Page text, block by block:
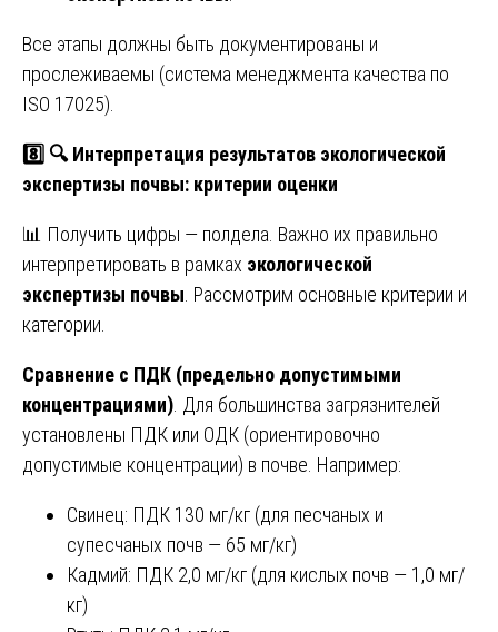
Все этапы должны быть документированы и
прослеживаемы (система менеджмента качества по
ISO 17025).
8️⃣ 🔍Интерпретация результатов экологической
экспертизы почвы: критерии оценки
📊 Получить цифры — полдела. Важно их правильно
интерпретировать в рамках экологической
экспертизы почвы . Рассмотрим основные критерии и
категории.
Сравнение с ПДК (предельно допустимыми
концентрациями) . Для большинства загрязнителей
установлены ПДК или ОДК (ориентировочно
допустимые концентрации) в почве. Например:
Свинец: ПДК 130 мг/кг (для песчаных и
супесчаных почв — 65 мг/кг)
Кадмий: ПДК 2,0 мг/кг (для кислых почв — 1,0 мг/
кг)